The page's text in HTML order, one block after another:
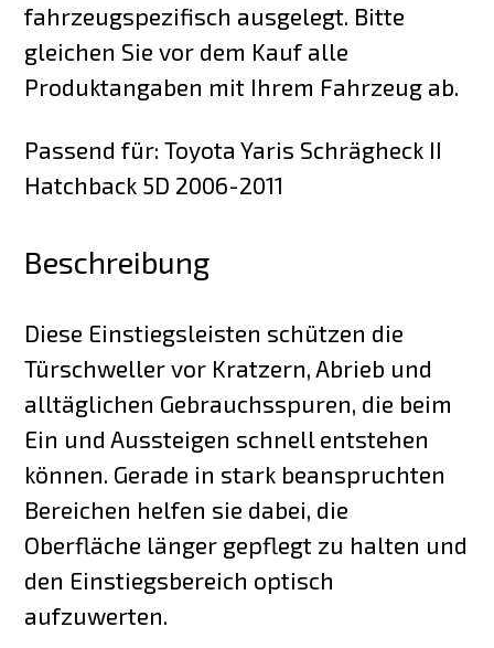
fahrzeugspezifisch ausgelegt. Bitte
gleichen Sie vor dem Kauf alle
Produktangaben mit Ihrem Fahrzeug ab.
Passend für: Toyota Yaris Schrägheck II
Hatchback 5D 2006-2011
Beschreibung
Diese Einstiegsleisten schützen die
Türschweller vor Kratzern, Abrieb und
alltäglichen Gebrauchsspuren, die beim
Ein und Aussteigen schnell entstehen
können. Gerade in stark beanspruchten
Bereichen helfen sie dabei, die
Oberfläche länger gepflegt zu halten und
den Einstiegsbereich optisch
aufzuwerten.